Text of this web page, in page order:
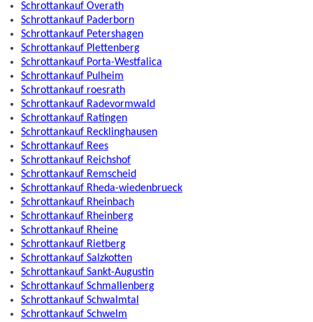
Schrottankauf Overath
Schrottankauf Paderborn
Schrottankauf Petershagen
Schrottankauf Plettenberg
Schrottankauf Porta-Westfalica
Schrottankauf Pulheim
Schrottankauf roesrath
Schrottankauf Radevormwald
Schrottankauf Ratingen
Schrottankauf Recklinghausen
Schrottankauf Rees
Schrottankauf Reichshof
Schrottankauf Remscheid
Schrottankauf Rheda-wiedenbrueck
Schrottankauf Rheinbach
Schrottankauf Rheinberg
Schrottankauf Rheine
Schrottankauf Rietberg
Schrottankauf Salzkotten
Schrottankauf Sankt-Augustin
Schrottankauf Schmallenberg
Schrottankauf Schwalmtal
Schrottankauf Schwelm